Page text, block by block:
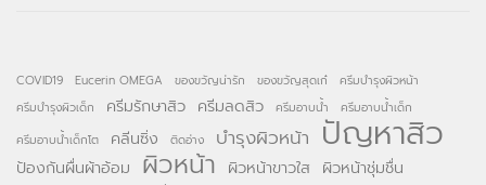
COVID19 Eucerin OMEGA ของขวัญน่ารัก ของขวัญสุดเก๋
ครีมบำรุงผิวหน้า
ครีมบำรุงผิวเด็ก
ครีมรักษาสิว ครีมลดสิว ครีมอาบน้ำ
ครีมอาบน้ำเด็ก
ครีมอาบน้ำเด็กโต
คลีนซิ่ง ติดอ่าง บำรุงผิวหน้า ปัญหาสิว
ป้องกันผื่นผ้าอ้อม ผิวหน้า ผิวหน้าขาวใส ผิวหน้าชุ่มชื่น